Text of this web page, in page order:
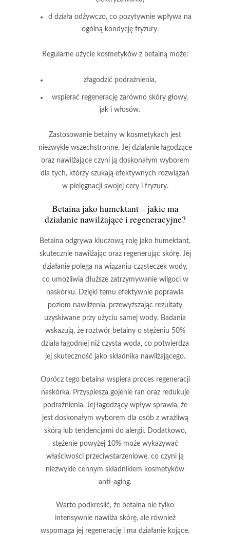
d działa odżywczo, co pozytywnie wpływa na
ogólną kondycję fryzury.
Regularne użycie kosmetyków z betainą może:
złagodzić podrażnienia,
wspierać regenerację zarówno skóry głowy,
jak i włosów.
Zastosowanie betainy w kosmetykach jest
niezwykle wszechstronne. Jej działanie łagodzące
oraz nawilżające czyni ją doskonałym wyborem
dla tych, którzy szukają efektywnych rozwiązań
w pielęgnacji swojej cery i fryzury.
Betaina jako humektant – jakie ma
działanie nawilżające i regeneracyjne?
Betaina odgrywa kluczową rolę jako humektant,
skutecznie nawilżając oraz regenerując skórę. Jej
działanie polega na wiązaniu cząsteczek wody,
co umożliwia dłuższe zatrzymywanie wilgoci w
naskórku. Dzięki temu efektywnie poprawia
poziom nawilżenia, przewyższając rezultaty
uzyskiwane przy użyciu samej wody. Badania
wskazują, że roztwór betainy o stężeniu 50%
działa łagodniej niż czysta woda, co potwierdza
jej skuteczność jako składnika nawilżającego.
Oprócz tego betaina wspiera proces regeneracji
naskórka. Przyspiesza gojenie ran oraz redukuje
podrażnienia. Jej łagodzący wpływ sprawia, że
jest doskonałym wyborem dla osób z wrażliwą
skórą lub tendencjami do alergii. Dodatkowo,
stężenie powyżej 10% może wykazywać
właściwości przeciwstarzeniowe, co czyni ją
niezwykle cennym składnikiem kosmetyków
anti-aging.
Warto podkreślić, że betaina nie tylko
intensywnie nawilża skórę, ale również
wspomaga jej regenerację i ma działanie kojące.